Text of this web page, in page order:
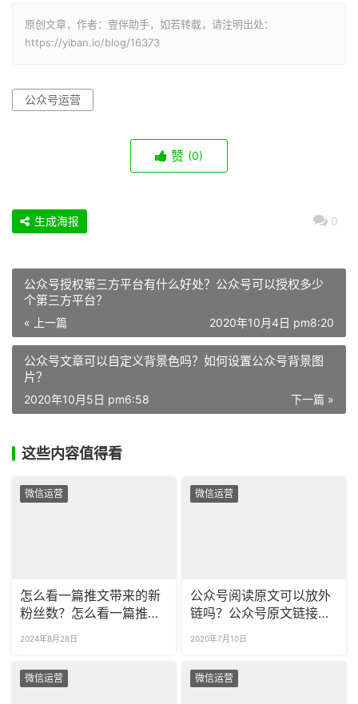
原创文章，作者：壹伴助手，如若转载，请注明出处：
https://yiban.io/blog/16373
公众号运营
赞 (0)
0
生成海报
公众号授权第三方平台有什么好处？公众号可以授权多少
个第三方平台？
« 上一篇 2020年10月4日 pm8:20
公众号文章可以自定义背景色吗？如何设置公众号背景图
片？
下一篇 »
2020年10月5日 pm6:58
这些内容值得看
微信运营
怎么看一篇推文带来的新
粉丝数？怎么看一篇推文
2024年8月28日
微信运营
公众号阅读原文可以放外
链吗？公众号原文链接怎
2020年7月10日
微信运营 微信运营